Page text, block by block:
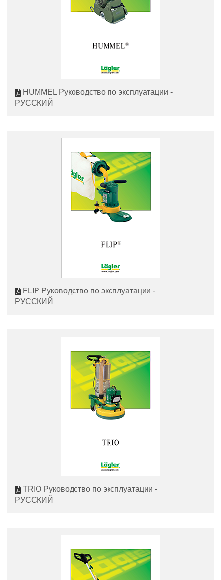
HUMMEL Руководство по эксплуатации -
РУССКИЙ
FLIP Руководство по эксплуатации -
РУССКИЙ
TRIO Руководство по эксплуатации -
РУССКИЙ